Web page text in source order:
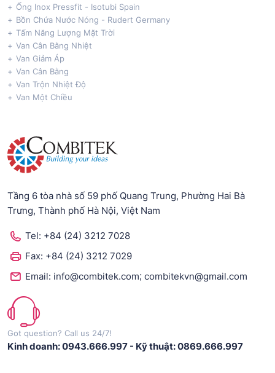
Ống Inox Pressfit - Isotubi Spain
Bồn Chứa Nước Nóng - Rudert Germany
Tấm Năng Lượng Mặt Trời
Van Cân Bằng Nhiệt
Van Giảm Áp
Van Cân Bằng
Van Trộn Nhiệt Độ
Van Một Chiều
Tầng 6 tòa nhà số 59 phố Quang Trung, Phường Hai Bà
Trưng, Thành phố Hà Nội, Việt Nam
Tel: +84 (24) 3212 7028
Fax: +84 (24) 3212 7029
Email: info@combitek.com; combitekvn@gmail.com
Got question? Call us 24/7!
Kinh doanh: 0943.666.997 - Kỹ thuật: 0869.666.997